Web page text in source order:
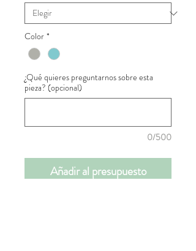
Color *
¿Qué quieres preguntarnos sobre esta
pieza? (opcional)
0/500
Añadir al presupuesto